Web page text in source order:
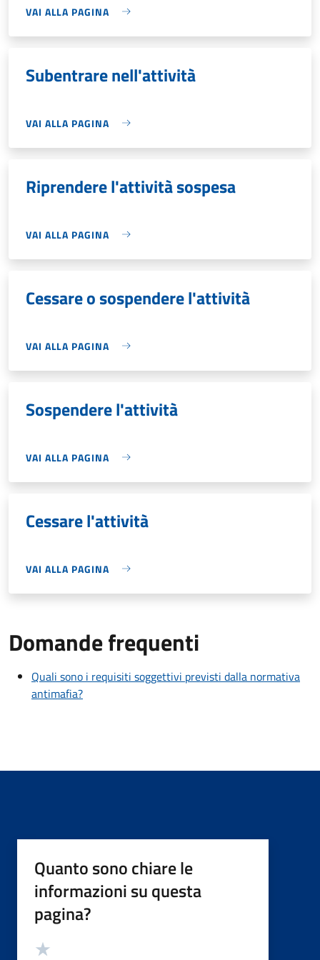
VAI ALLA PAGINA
Subentrare nell'attività
VAI ALLA PAGINA
Riprendere l'attività sospesa
VAI ALLA PAGINA
Cessare o sospendere l'attività
VAI ALLA PAGINA
Sospendere l'attività
VAI ALLA PAGINA
Cessare l'attività
VAI ALLA PAGINA
Domande frequenti
Quali sono i requisiti soggettivi previsti dalla normativa
antimafia?
Quanto sono chiare le
informazioni su questa
pagina?
Valutazione